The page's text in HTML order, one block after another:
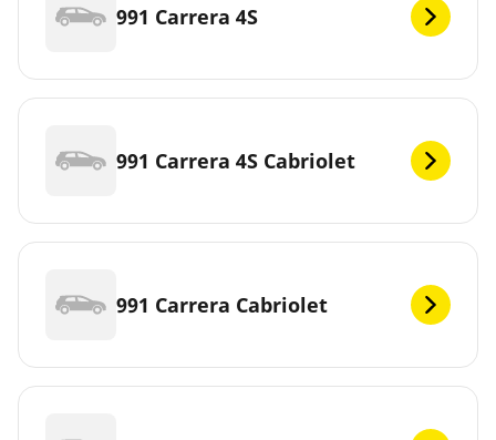
991 Carrera 4S
991 Carrera 4S Cabriolet
991 Carrera Cabriolet